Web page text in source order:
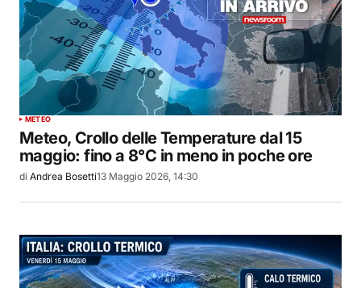
METEO
Meteo, Crollo delle Temperature dal 15
maggio: fino a 8°C in meno in poche ore
di Andrea Bosetti13 Maggio 2026, 14:30